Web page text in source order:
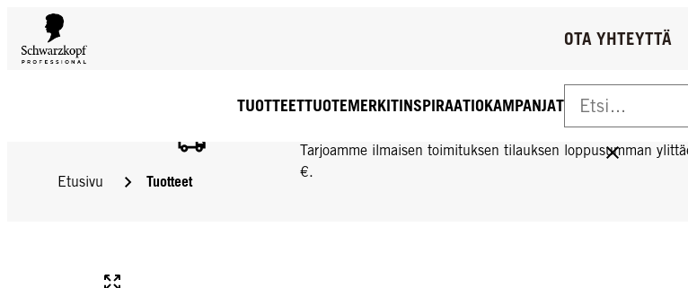
Tarjoamme ilmaisen toimituksen tilauksen loppusumman
€.
TUOTTEETTUOTEMERKITINSPIRAATIOKAMPANJAT
OTA YHTEYTTÄ
Etusivu Tuotteet